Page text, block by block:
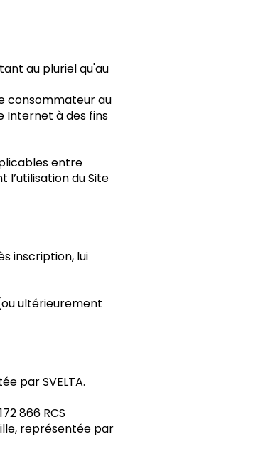
au pluriel qu'au
consommateur au
Internet à des fins
entre
l’utilisation du Site
inscription, lui
ultérieurement
par SVELTA.
866 RCS
représentée par